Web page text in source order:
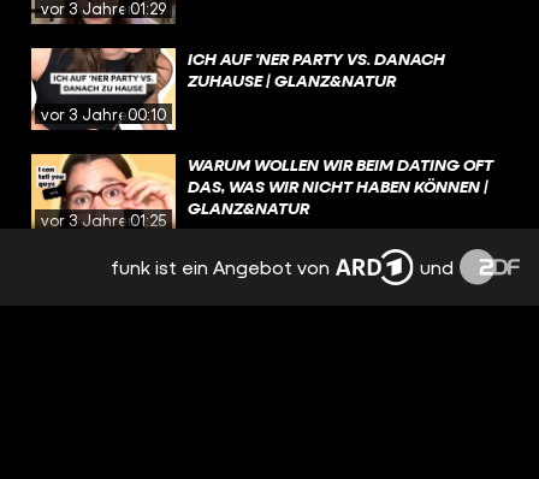
vor 3 Jahren01:29
vor 3 Jahren00:10
ICH AUF 'NER PARTY VS. DANACH
ZUHAUSE | GLANZ&NATUR
vor 3 Jahren01:25
WARUM WOLLEN WIR BEIM DATING OFT
DAS, WAS WIR NICHT HABEN KÖNNEN |
GLANZ&NATUR
NERVIGE EIGENSCHAFTEN |
funk ist ein Angebot von und